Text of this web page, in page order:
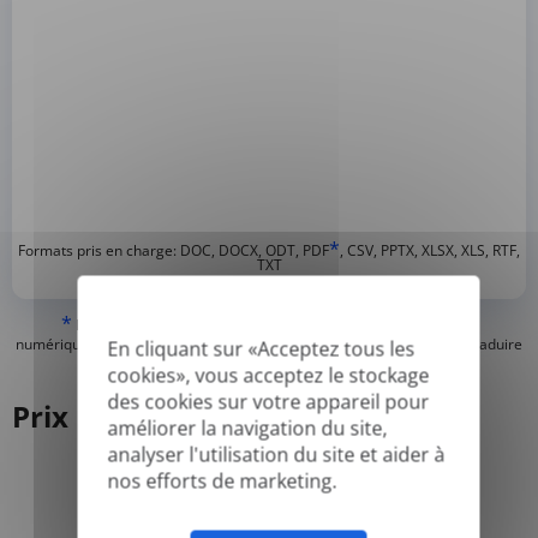
En cliquant sur «Acceptez tous les
cookies», vous acceptez le stockage
des cookies sur votre appareil pour
améliorer la navigation du site,
analyser l'utilisation du site et aider à
nos efforts de marketing.
Formats pris en charge: DOC, DOCX, ODT, PDF*, CSV, PPTX, XLSX, XLS, RTF,
TXT
* Nous ne pouvons traduire que les PDF « normaux » ou créés
numériquement et les PDF consultables, mais nous ne pouvons pas traduire
les PDF « image seulement » ou scannés.
Prix